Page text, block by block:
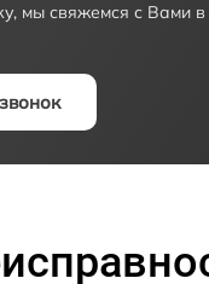
мы свяжемся с Вами